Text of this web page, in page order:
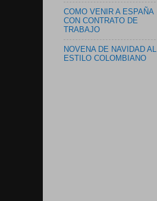
COMO VENIR A ESPAÑA
CON CONTRATO DE
TRABAJO
NOVENA DE NAVIDAD AL
ESTILO COLOMBIANO